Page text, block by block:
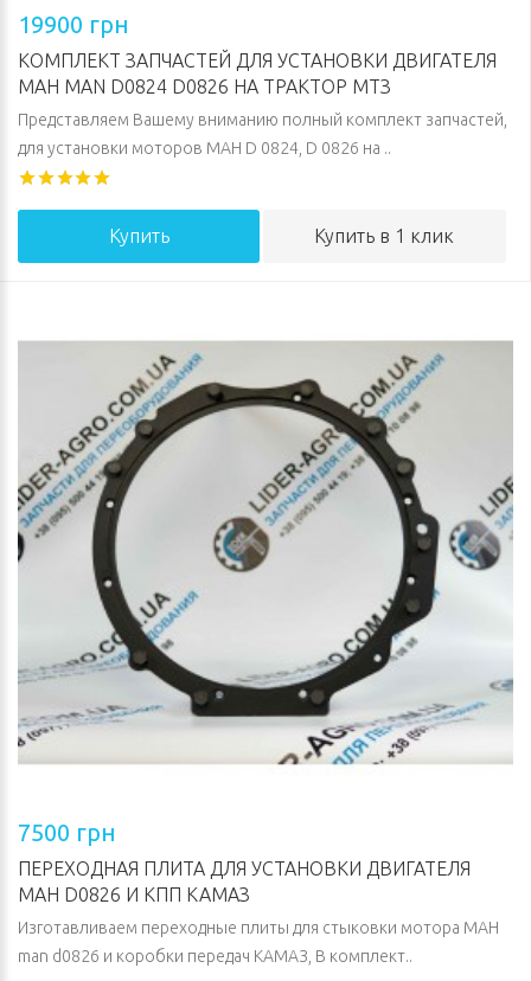
19900 грн
КОМПЛЕКТ ЗАПЧАСТЕЙ ДЛЯ УСТАНОВКИ ДВИГАТЕЛЯ
МАН MAN D0824 D0826 НА ТРАКТОР МТЗ
Представляем Вашему вниманию полный комплект запчастей,
для установки моторов МАН D 0824, D 0826 на ..
Купить Купить в 1 клик
7500 грн
ПЕРЕХОДНАЯ ПЛИТА ДЛЯ УСТАНОВКИ ДВИГАТЕЛЯ
МАН D0826 И КПП КАМАЗ
Изготавливаем переходные плиты для стыковки мотора МАН
man d0826 и коробки передач КАМАЗ, В комплект..